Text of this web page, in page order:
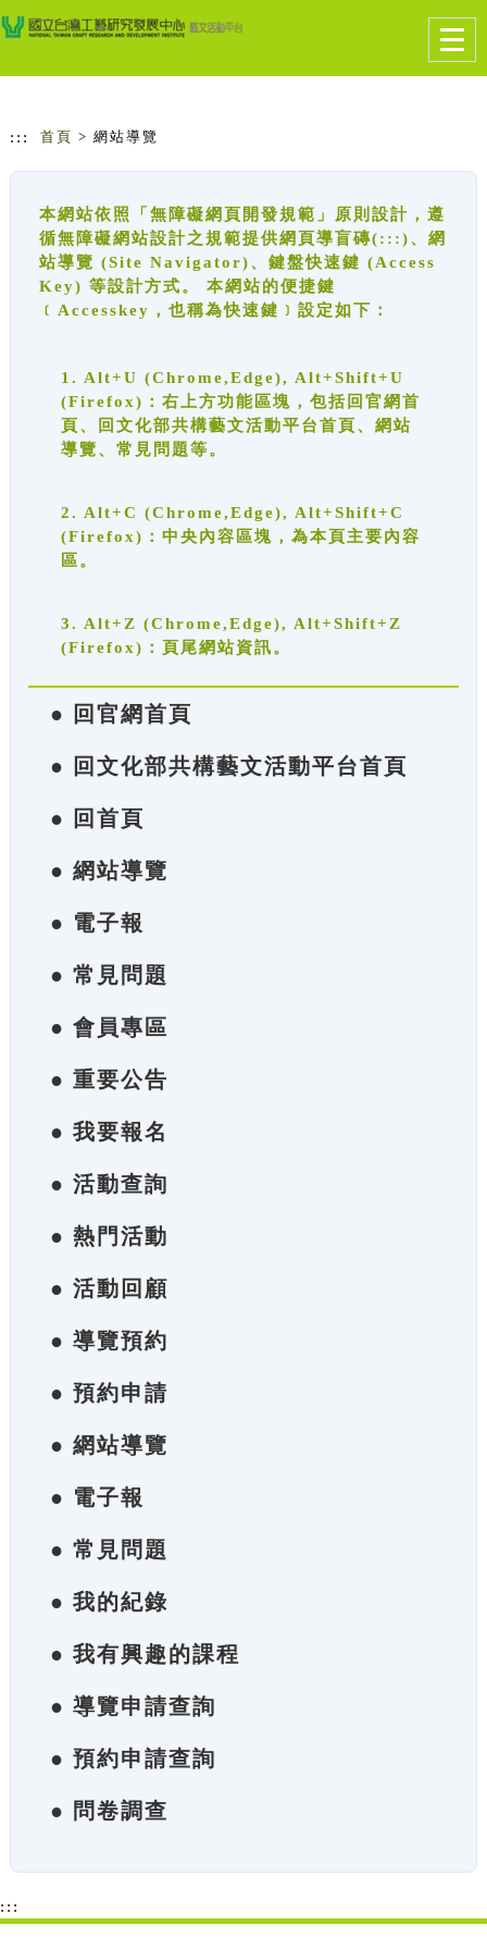
跳到主要內容
網站導覽
::: 首頁 > 網站導覽
本網站依照「無障礙網頁開發規範」原則設計，遵
循無障礙網站設計之規範提供網頁導盲磚(:::)、網
站導覽 (Site Navigator)、鍵盤快速鍵 (Access
Key) 等設計方式。 本網站的便捷鍵
﹝Accesskey，也稱為快速鍵﹞設定如下：
1. Alt+U (Chrome,Edge), Alt+Shift+U
(Firefox)：右上方功能區塊，包括回官網首
頁、回文化部共構藝文活動平台首頁、網站
導覽、常見問題等。
2. Alt+C (Chrome,Edge), Alt+Shift+C
(Firefox)：中央內容區塊，為本頁主要內容
區。
3. Alt+Z (Chrome,Edge), Alt+Shift+Z
(Firefox)：頁尾網站資訊。
● 回官網首頁
● 回文化部共構藝文活動平台首頁
● 回首頁
● 網站導覽
● 電子報
● 常見問題
● 會員專區
● 重要公告
● 我要報名
● 活動查詢
● 熱門活動
● 活動回顧
● 導覽預約
● 預約申請
● 網站導覽
● 電子報
● 常見問題
● 我的紀錄
● 我有興趣的課程
● 導覽申請查詢
● 預約申請查詢
● 問卷調查
:::